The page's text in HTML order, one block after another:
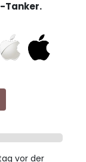
Tanker.
vor der